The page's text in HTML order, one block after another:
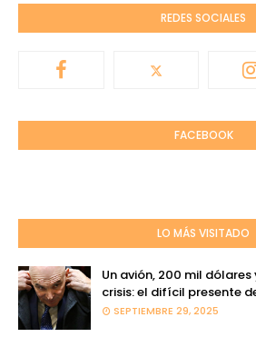
REDES SOCIALES
FACEBOOK
LO MÁS VISITADO
Un avión, 200 mil
crisis: el difícil presente
SEPTIEMBRE 29, 2025